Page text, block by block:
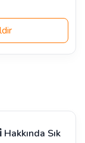
Sık